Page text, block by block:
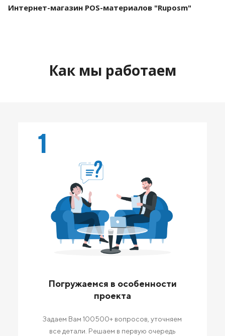
Интернет-магазин POS-материалов "Ruposm"
Как мы работаем
1
Погружаемся в особенности
проекта
Задаем Вам 100500+ вопросов, уточняем
все детали. Решаем в первую очередь